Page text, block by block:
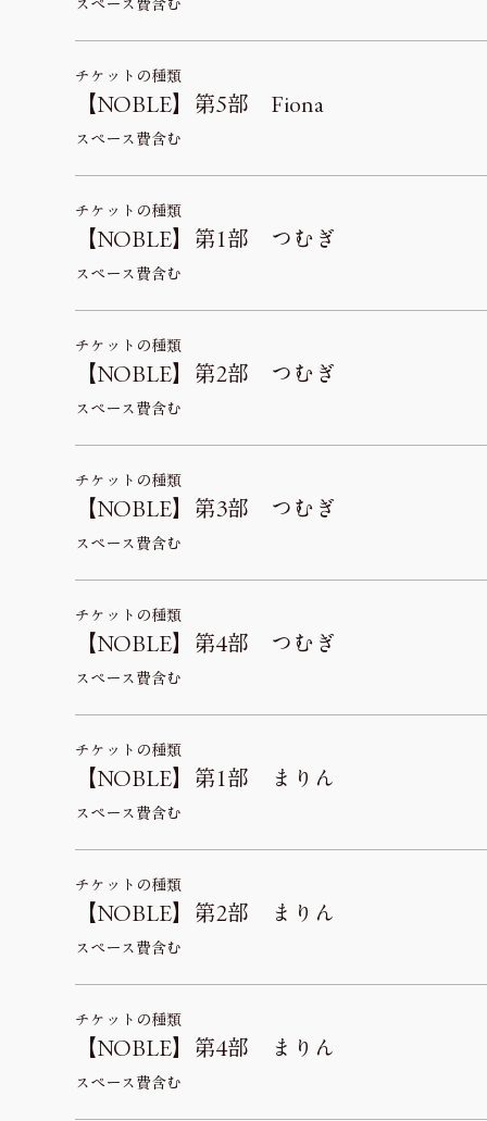
スペース費含む
チケットの種類
【NOBLE】第5部 Fiona
スペース費含む
チケットの種類
【NOBLE】第1部 つむぎ
スペース費含む
チケットの種類
【NOBLE】第2部 つむぎ
スペース費含む
チケットの種類
【NOBLE】第3部 つむぎ
スペース費含む
チケットの種類
【NOBLE】第4部 つむぎ
スペース費含む
チケットの種類
【NOBLE】第1部 まりん
スペース費含む
チケットの種類
【NOBLE】第2部 まりん
スペース費含む
チケットの種類
【NOBLE】第4部 まりん
スペース費含む